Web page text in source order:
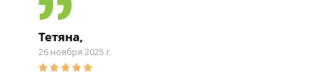
Тетяна,
26 ноября 2025 г.